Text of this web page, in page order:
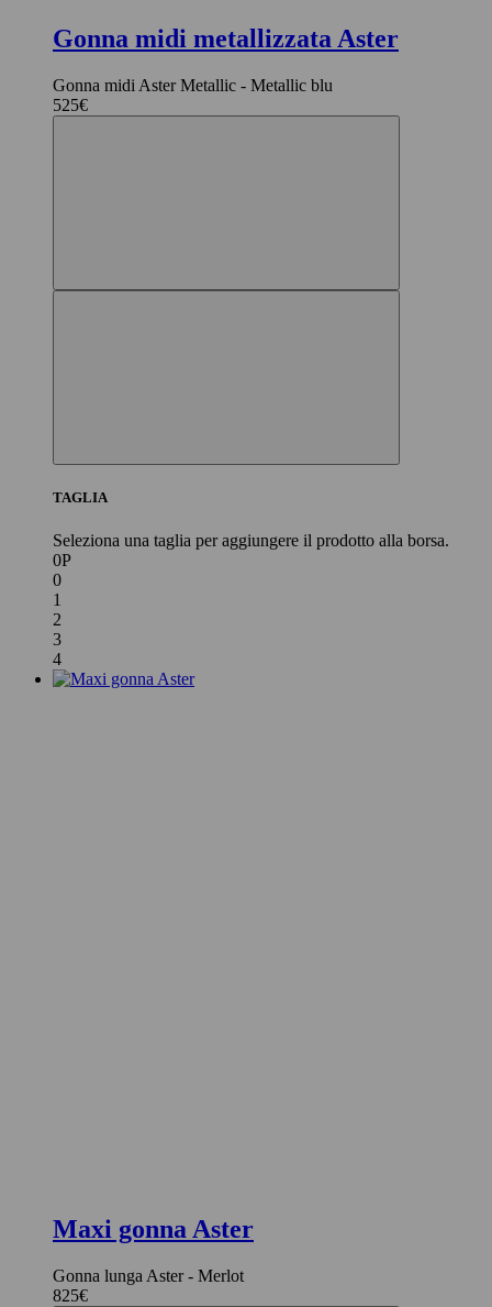
Gonna midi metallizzata Aster
Gonna midi Aster Metallic - Metallic blu
525€
TAGLIA
Seleziona una taglia per aggiungere il prodotto alla borsa.
0P
0
1
2
3
4
Maxi gonna Aster
Gonna lunga Aster - Merlot
825€